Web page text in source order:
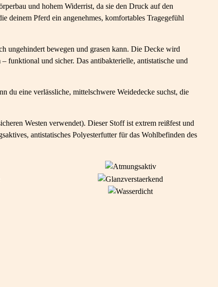
und hohem Widerrist, da sie den Druck auf den
deinem Pferd ein angenehmes, komfortables Tragegefühl
ungehindert bewegen und grasen kann. Die Decke wird
funktional und sicher. Das antibakterielle, antistatische und
du eine verlässliche, mittelschwere Weidedecke suchst, die
Westen verwendet). Dieser Stoff ist extrem reißfest und
antistatisches Polyesterfutter für das Wohlbefinden des